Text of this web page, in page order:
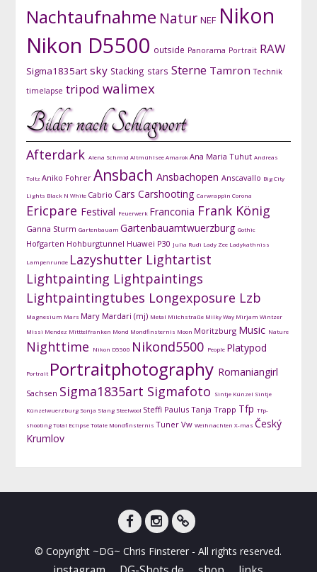
Nachtaufnahme Natur NEF Nikon
Nikon D5500 outside Panorama Portrait RAW
Sigma1835art sky Stacking stars Sterne Tamron Technik
timelapse tripod walimex
Bilder nach Schlagwort
Afterdark Alena Schmid AltmühlseeAmarokAna Maria Tuhut Andreas
Toltz Aniko Fohrer Ansbach Ansbachopen Anscavallo Big City
Lights Black N White Cabrio Cars Carshooting Carwrappin Corona
Ericpare Festival Feuerwerk Franconia Frank König
Ganna Sturm Gartenbauam Gartenbauamtwuerzburg Gothic
Hofgarten Hohburgtunnel Huawei P30 Julia Rudi Lady Zee Ladykathniss
Lampenrunde Lazyshutter Lightartist
Lightpainting Lightpaintings
Lightpaintingtubes Longexposure Lzb
Magnesium Mars Mary Mardari (mj) Metal Milchstraße Milky Way Mirjam Wintzer
Missi Mendez Mitttelfranken Mond Mondfinsternis Moon Moritzburg Music Nature
Nighttime Nikon D5500 Nikond5500 People Platypod
Portrait Portraitphotography Romaniangirl
Sachsen Sigma1835art Sigmafoto Sintje Künzel Sintje
Künzelwuerzburg Sonja Stang Steelwool Steffi Paulus Tanja Trapp Tfp Tfp-
shootingTotal EclipseTotale Mondfinsternis Tuner Vw Weihnachten X-mas Český
Krumlov
Shots
© Copyright ~DG~ Chris Finsterer - All rights reserved.